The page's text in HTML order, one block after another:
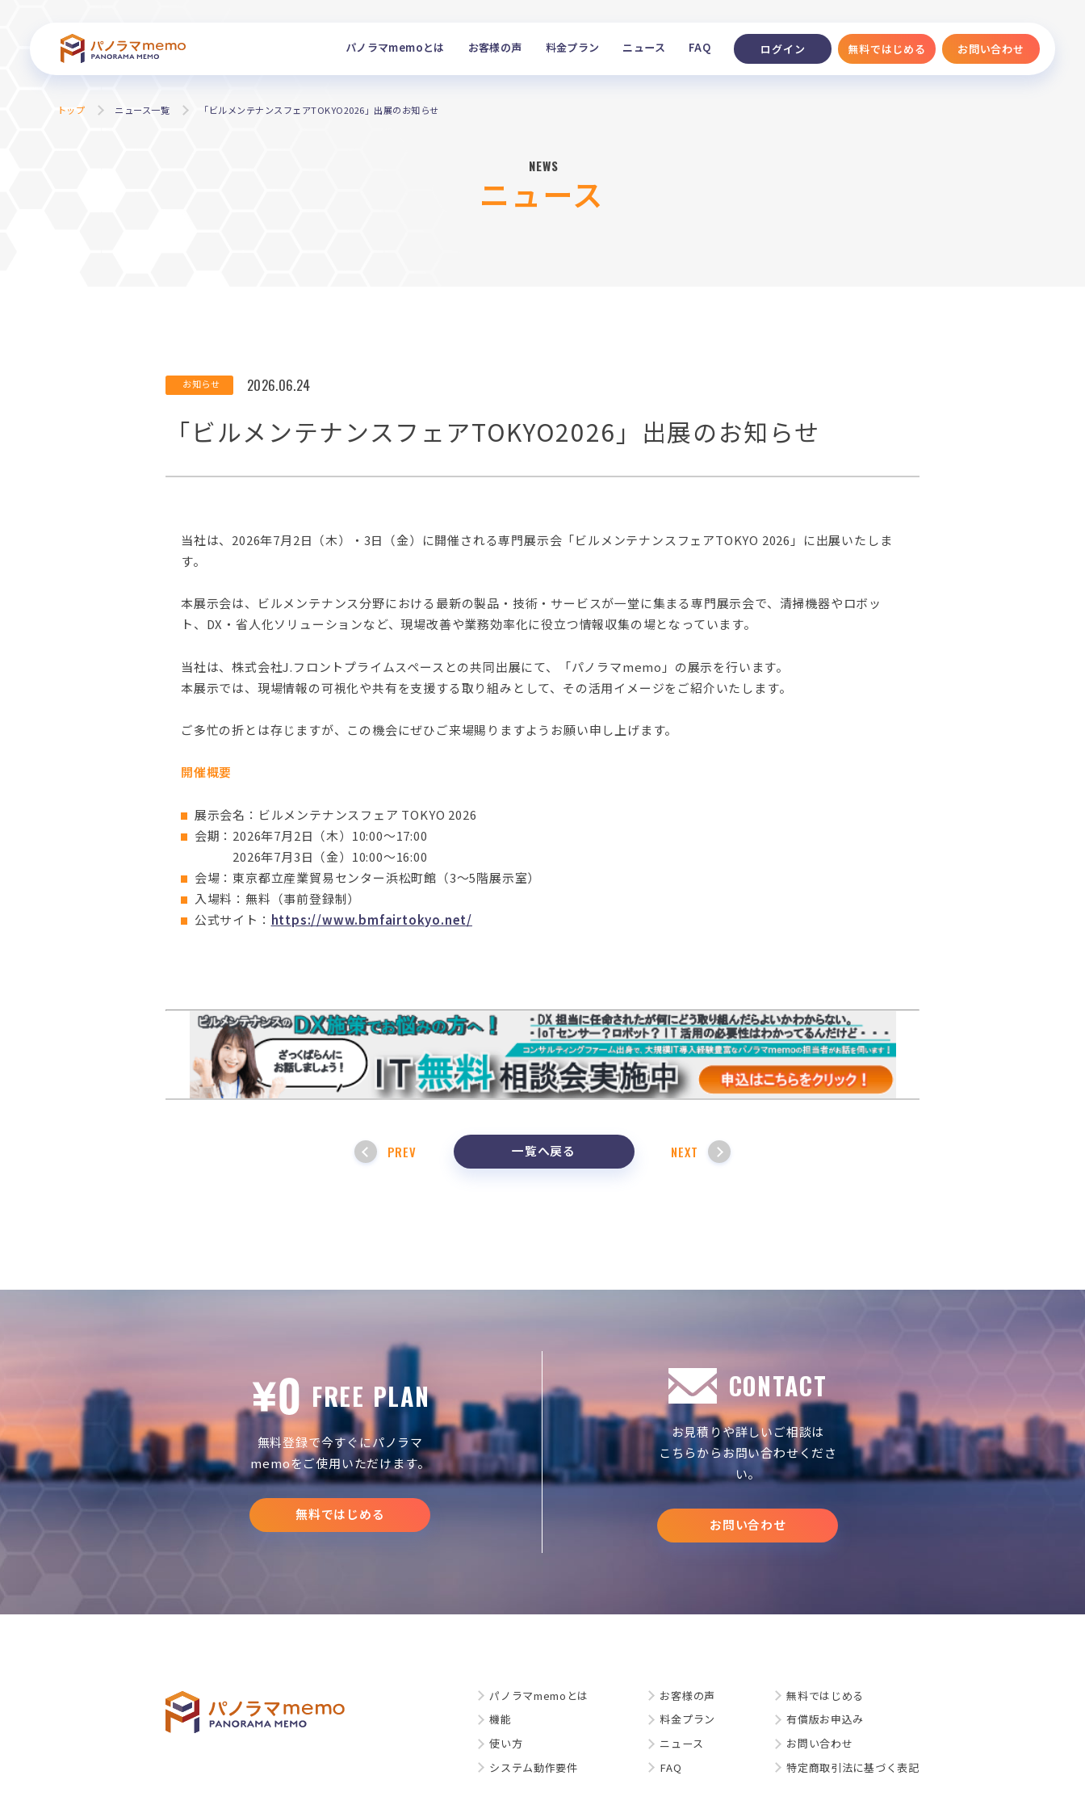
パノラマmemoとは お客様の声 料金プラン ニュース FAQ ログイン 無料ではじめる お問い合わせ
トップ ニュース一覧 「ビルメンテナンスフェアTOKYO2026」出展のお知らせ
NEWS
ニュース
お知らせ 2026.06.24
「ビルメンテナンスフェアTOKYO2026」出展のお知らせ
当社は、2026年7月2日（木）・3日（金）に開催される専門展示会「ビルメンテナンスフェアTOKYO 2026」に出展いたしま
す。
本展示会は、ビルメンテナンス分野における最新の製品・技術・サービスが一堂に集まる専門展示会で、清掃機器やロボッ
ト、DX・省人化ソリューションなど、現場改善や業務効率化に役立つ情報収集の場となっています。
当社は、株式会社J.フロントプライムスペースとの共同出展にて、「パノラマmemo」の展示を行います。
本展示では、現場情報の可視化や共有を支援する取り組みとして、その活用イメージをご紹介いたします。
ご多忙の折とは存じますが、この機会にぜひご来場賜りますようお願い申し上げます。
開催概要
展示会名：ビルメンテナンスフェア TOKYO 2026
会期：2026年7月2日（木）10:00～17:00
2026年7月3日（金）10:00～16:00
会場：東京都立産業貿易センター浜松町館（3～5階展示室）
入場料：無料（事前登録制）
公式サイト： https://www.bmfairtokyo.net/
PREV 一覧へ戻る NEXT
FREE PLAN
無料登録で今すぐにパノラマ
memoをご使用いただけます。
無料ではじめる
CONTACT
お見積りや詳しいご相談は
こちらからお問い合わせくださ
い。
お問い合わせ
パノラマmemoとは
機能
使い方
システム動作要件
お客様の声
料金プラン
ニュース
FAQ
無料ではじめる
有償版お申込み
お問い合わせ
特定商取引法に基づく表記